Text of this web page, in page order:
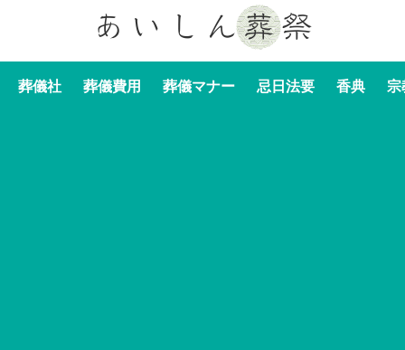
葬儀社 葬儀費用 葬儀マナー 忌日法要 香典 宗